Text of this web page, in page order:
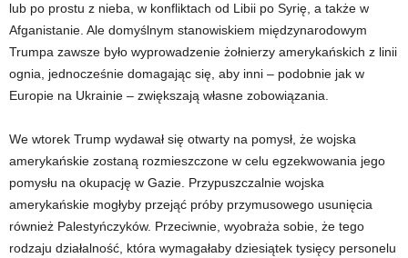
lub po prostu z nieba, w konfliktach od Libii po Syrię, a także w
Afganistanie. Ale domyślnym stanowiskiem międzynarodowym
Trumpa zawsze było wyprowadzenie żołnierzy amerykańskich z linii
ognia, jednocześnie domagając się, aby inni – podobnie jak w
Europie na Ukrainie – zwiększają własne zobowiązania.
We wtorek Trump wydawał się otwarty na pomysł, że wojska
amerykańskie zostaną rozmieszczone w celu egzekwowania jego
pomysłu na okupację w Gazie. Przypuszczalnie wojska
amerykańskie mogłyby przejąć próby przymusowego usunięcia
również Palestyńczyków. Przeciwnie, wyobraża sobie, że tego
rodzaju działalność, która wymagałaby dziesiątek tysięcy personelu